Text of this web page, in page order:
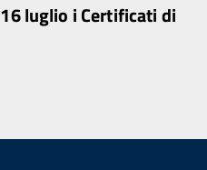
luglio i Certificati di